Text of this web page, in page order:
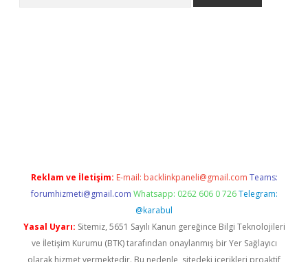
Reklam ve İletişim: E-mail: backlinkpaneli@gmail.com Teams:
forumhizmeti@gmail.com Whatsapp: 0262 606 0 726 Telegram:
@karabul
Yasal Uyarı: Sitemiz, 5651 Sayılı Kanun gereğince Bilgi Teknolojileri
ve İletişim Kurumu (BTK) tarafından onaylanmış bir Yer Sağlayıcı
olarak hizmet vermektedir. Bu nedenle, sitedeki içerikleri proaktif